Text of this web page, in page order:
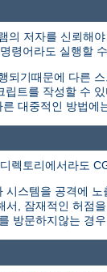
의 저자를 신뢰해
령어라도 실행할
되기때문에 다른
트를 작성할 수
대중적인 방법에
렉토리에서라도
시스템을 공격에
서, 잠재적인 허점
방문하지않는 경